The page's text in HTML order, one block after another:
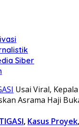
Siber
Usai Viral,
Asrama Haji
, Kasus Proyek,